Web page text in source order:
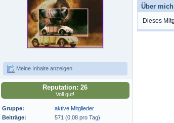
Meine Inhalte anzeigen
Reputation: 26
Voll gut!
Gruppe:
aktive Mitglieder
Beiträge:
571 (0,08 pro Tag)
Über mich
Dieses